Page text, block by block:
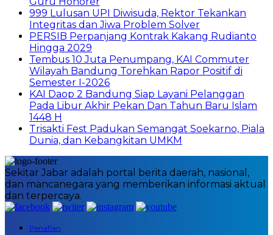
999 Lulusan UPI Diwisuda, Rektor Tekankan
Integritas dan Jiwa Problem Solver
PERSIB Perpanjang Kontrak Kakang Rudianto
Hingga 2029
Tembus 10 Juta Penumpang, KAI Commuter
Wilayah Bandung Torehkan Rapor Positif di
Semester I-2026
KAI Daop 2 Bandung Siap Layani Pelanggan
Pada Libur Akhir Pekan Dan Tahun Baru Islam
1448 H
Trisakti Fest Padukan Semangat Soekarno, Piala
Dunia, dan Kebangkitan UMKM
Sekitar Jabar adalah portal berita daerah, nasional,
dan mancanegara yang memberikan informasi aktual
dan terpercaya.
Penafian